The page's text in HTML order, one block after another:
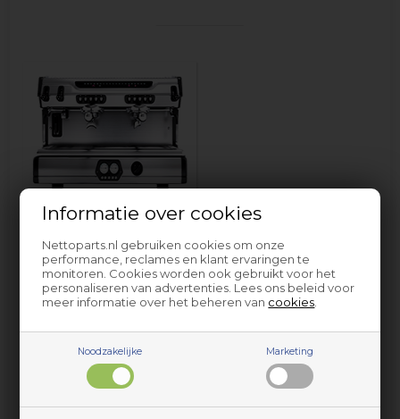
Informatie over cookies
Nettoparts.nl gebruiken cookies om onze
performance, reclames en klant ervaringen te
monitoren. Cookies worden ook gebruikt voor het
personaliseren van advertenties. Lees ons beleid voor
meer informatie over het beheren van cookies
Noodzakelijke Marketing
Espresso machine la